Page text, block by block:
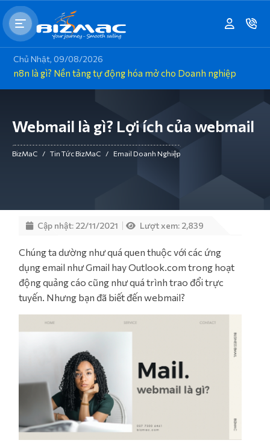
Chủ Nhật, 09/08/2026
n8n là gì? Nền tảng tự động hóa mở cho Doanh nghiệp
Webmail là gì? Lợi ích của webmail
BizMaC / Tin Tức BizMaC / Email Doanh Nghiệp
Cập nhật: 22/11/2021 Lượt xem: 2,839
Chúng ta dường như quá quen thuộc với các ứng
dụng email như Gmail hay Outlook.com trong hoạt
động quảng cáo cũng như quá trình trao đổi trực
tuyến. Nhưng bạn đã biết đến webmail?